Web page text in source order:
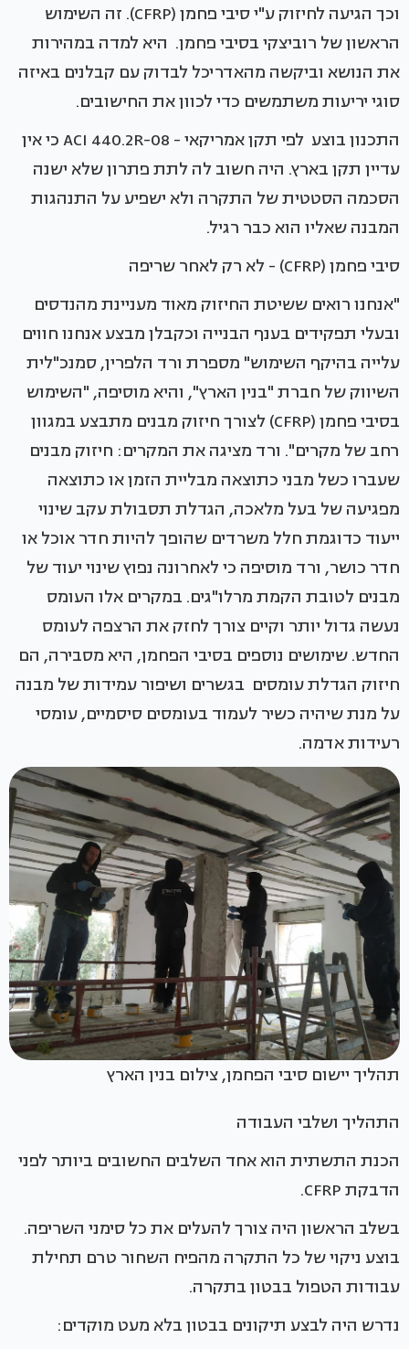
וכך הגיעה לחיזוק ע"י סיבי פחמן (CFRP). זה השימוש
הראשון של רוביצקי בסיבי פחמן. היא למדה במהירות
את הנושא וביקשה מהאדריכל לבדוק עם קבלנים באיזה
סוגי יריעות משתמשים כדי לכוון את החישובים.
התכנון בוצע לפי תקן אמריקאי - ACI 440.2R-08 כי אין
עדיין תקן בארץ. היה חשוב לה לתת פתרון שלא ישנה
הסכמה הסטטית של התקרה ולא ישפיע על התנהגות
המבנה שאליו הוא כבר רגיל.
סיבי פחמן (CFRP) - לא רק לאחר שריפה
"אנחנו רואים ששיטת החיזוק מאוד מעניינת מהנדסים
ובעלי תפקידים בענף הבנייה וכקבלן מבצע אנחנו חווים
עלייה בהיקף השימוש" מספרת ורד הלפרין, סמנכ"לית
השיווק של חברת "בנין הארץ", והיא מוסיפה, "השימוש
בסיבי פחמן (CFRP) לצורך חיזוק מבנים מתבצע במגוון
רחב של מקרים". ורד מציגה את המקרים: חיזוק מבנים
שעברו כשל מבני כתוצאה מבליית הזמן או כתוצאה
מפגיעה של בעל מלאכה, הגדלת תסבולת עקב שינוי
ייעוד כדוגמת חלל משרדים שהופך להיות חדר אוכל או
חדר כושר, ורד מוסיפה כי לאחרונה נפוץ שינוי יעוד של
מבנים לטובת הקמת מרלו"גים. במקרים אלו העומס
נעשה גדול יותר וקיים צורך לחזק את הרצפה לעומס
החדש. שימושים נוספים בסיבי הפחמן, היא מסבירה, הם
חיזוק הגדלת עומסים בגשרים ושיפור עמידות של מבנה
על מנת שיהיה כשיר לעמוד בעומסים סיסמיים, עומסי
רעידות אדמה.
תהליך יישום סיבי הפחמן, צילום בנין הארץ
התהליך ושלבי העבודה
הכנת התשתית הוא אחד השלבים החשובים ביותר לפני
הדבקת CFRP.
בשלב הראשון היה צורך להעלים את כל סימני השריפה.
בוצע ניקוי של כל התקרה מהפיח השחור טרם תחילת
עבודות הטפול בבטון בתקרה.
נדרש היה לבצע תיקונים בבטון בלא מעט מוקדים: